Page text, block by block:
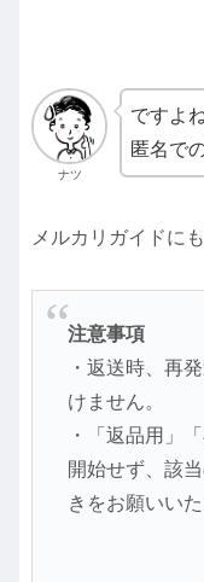
ナツ
ですよ
匿名で
メルカリガイドに
注意事項
・返送時、再
けません。
・「返品用」
開始せず、該
きをお願いいた